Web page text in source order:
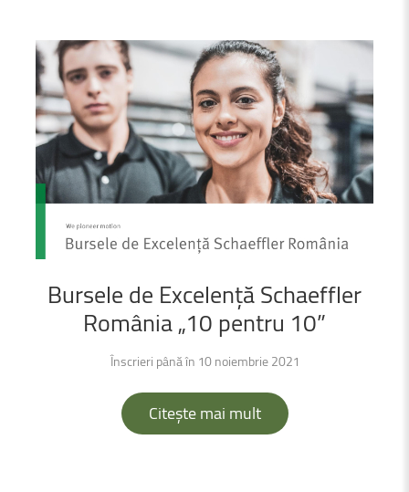
Bursele de ExcelențăSchaeffler
România„10 pentru 10”
Înscrieri până în 10 noiembrie 2021
Citește mai mult